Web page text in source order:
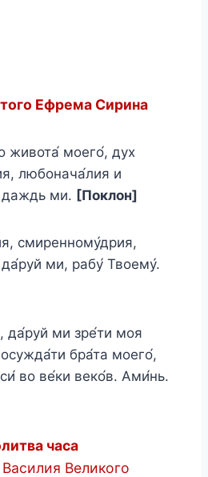
Ефрема Сирина
живота́ моего́, дух
любонача́лия и
даждь ми. [Поклон]
смиренному́дрия,
ми, рабу́ Твоему́.
да́руй ми зре́ти моя
бра́та моего́,
во ве́ки веко́в. Ами́нь.
часа
Василия Великого